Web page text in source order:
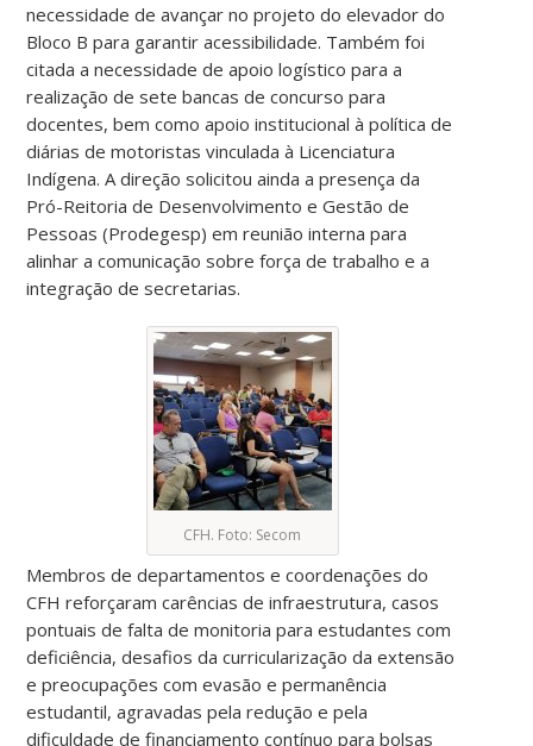
necessidade de avançar no projeto do elevador do
Bloco B para garantir acessibilidade. Também foi
citada a necessidade de apoio logístico para a
realização de sete bancas de concurso para
docentes, bem como apoio institucional à política de
diárias de motoristas vinculada à Licenciatura
Indígena. A direção solicitou ainda a presença da
Pró-Reitoria de Desenvolvimento e Gestão de
Pessoas (Prodegesp) em reunião interna para
alinhar a comunicação sobre força de trabalho e a
integração de secretarias.
CFH. Foto: Secom
Membros de departamentos e coordenações do
CFH reforçaram carências de infraestrutura, casos
pontuais de falta de monitoria para estudantes com
deficiência, desafios da curricularização da extensão
e preocupações com evasão e permanência
estudantil, agravadas pela redução e pela
dificuldade de financiamento contínuo para bolsas